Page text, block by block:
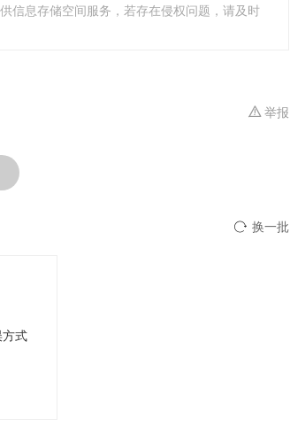
信息存储空间服务，若存在侵权问题，请及时
举报
换一批
式